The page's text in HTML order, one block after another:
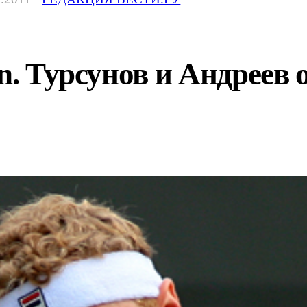
Турсунов и